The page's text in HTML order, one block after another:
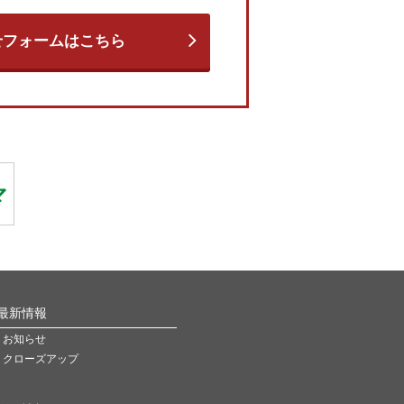
ォームはこちら
新情報
お知らせ
クローズアップ